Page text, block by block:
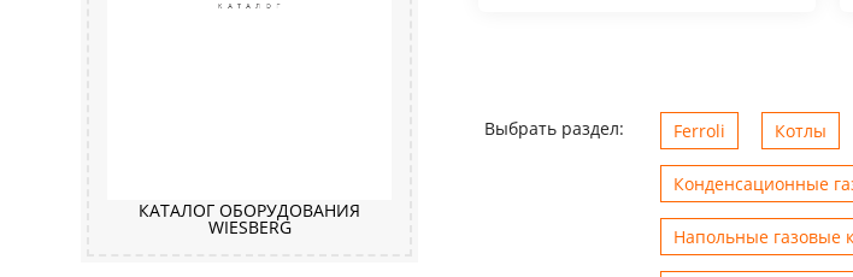
КАТАЛОГ ОБОРУДОВАНИЯ
WIESBERG
Выбрать раздел: Ferroli Котлы
Конденсационные
Напольные газовые